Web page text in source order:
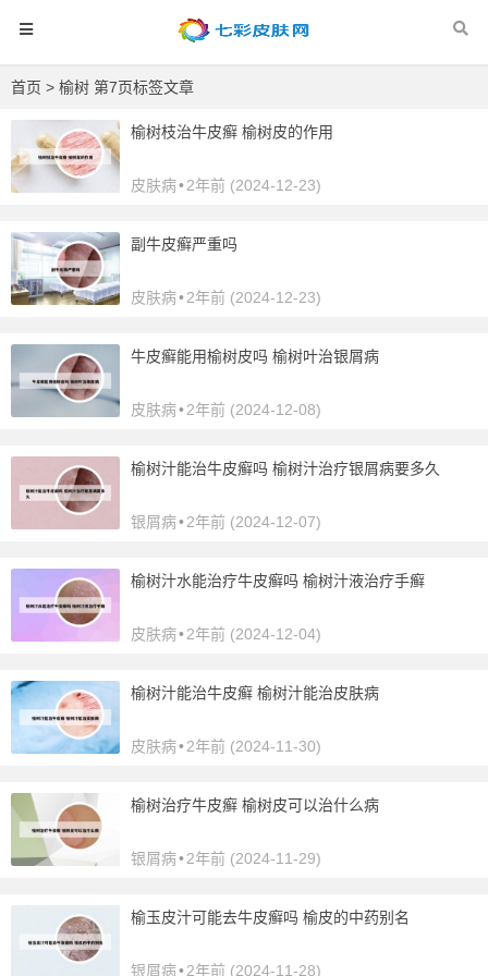
首页 > 榆树 第7页标签文章
榆树枝治牛皮癣 榆树皮的作用
皮肤病•2年前 (2024-12-23)
副牛皮癣严重吗
皮肤病•2年前 (2024-12-23)
牛皮癣能用榆树皮吗 榆树叶治银屑病
皮肤病•2年前 (2024-12-08)
榆树汁能治牛皮癣吗 榆树汁治疗银屑病要多久
银屑病•2年前 (2024-12-07)
榆树汁水能治疗牛皮癣吗 榆树汁液治疗手癣
皮肤病•2年前 (2024-12-04)
榆树汁能治牛皮癣 榆树汁能治皮肤病
皮肤病•2年前 (2024-11-30)
榆树治疗牛皮癣 榆树皮可以治什么病
银屑病•2年前 (2024-11-29)
榆玉皮汁可能去牛皮癣吗 榆皮的中药别名
银屑病•2年前 (2024-11-28)